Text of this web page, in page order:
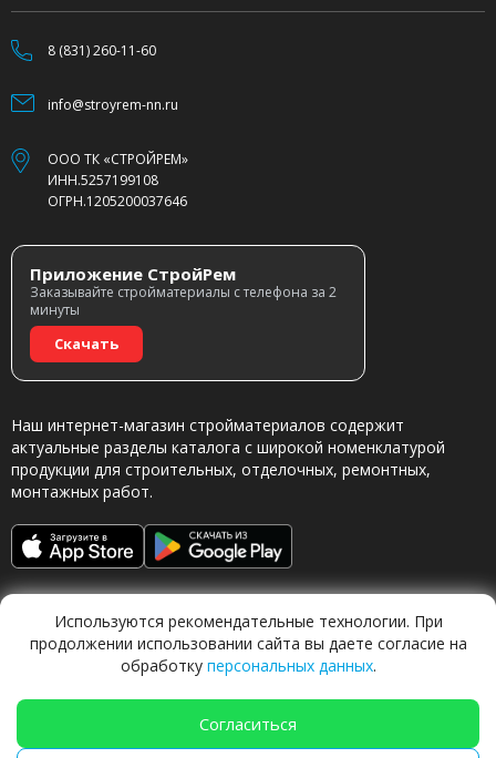
8 (831) 260-11-60
info@stroyrem-nn.ru
ООО ТК «СТРОЙРЕМ»
ИНН.5257199108
ОГРН.1205200037646
Приложение СтройРем
Заказывайте стройматериалы с телефона за 2
минуты
Скачать
Наш интернет-магазин стройматериалов содержит
актуальные разделы каталога с широкой номенклатурой
продукции для строительных, отделочных, ремонтных,
монтажных работ.
Обращаясь в наш магазин, вы даете согласие на
Используются рекомендательные технологии. При
продолжении использовании сайта вы даете согласие на
обработку персональных данных.
Согласиться